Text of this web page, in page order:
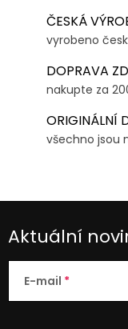
ČESKÁ
vyrobeno
DOPRAVA
nakupte za
ORIGINÁLNÍ
všechno jsou
Aktuální
E-mail